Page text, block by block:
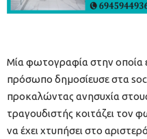
Μία φωτογραφία στην οποία
πρόσωπο δημοσίευσε στα
προκαλώντας ανησυχία
τραγουδιστής κοιτάζει τον
να έχει χτυπήσει στο